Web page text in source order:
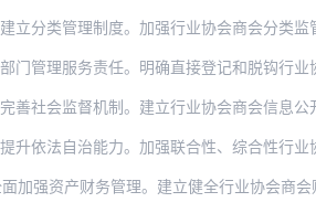
立分类管理制度。加强行业协会商会分类监管，根据分
门管理服务责任。明确直接登记和脱钩行业协会商会的
善社会监督机制。建立行业协会商会信息公开制度，鼓
升依法自治能力。加强联合性、综合性行业协会商会建
加强资产财务管理。建立健全行业协会商会财务管理制